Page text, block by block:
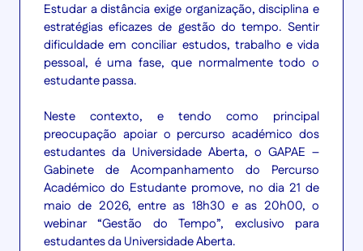
Estudar a distância exige organização, disciplina e
estratégias eficazes de gestão do tempo. Sentir
dificuldade em conciliar estudos, trabalho e vida
pessoal, é uma fase, que normalmente todo o
estudante passa.
Neste contexto, e tendo como principal
preocupação apoiar o percurso académico dos
estudantes da Universidade Aberta, o GAPAE –
Gabinete de Acompanhamento do Percurso
Académico do Estudante promove, no dia 21 de
maio de 2026, entre as 18h30 e as 20h00, o
webinar “Gestão do Tempo”, exclusivo para
estudantes da Universidade Aberta.